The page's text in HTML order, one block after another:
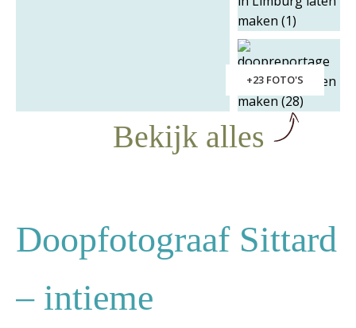
+23 FOTO'S
Bekijk alles
Doopfotograaf Sittard
– intieme